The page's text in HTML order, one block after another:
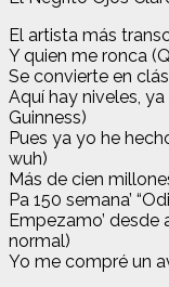
El artista más
Y quien me ronca
Se convierte en
Aquí hay niveles,
Guinness)
Pues ya yo he
wuh)
Más de cien
Pa 150 semana’
Empezamo’ desde
normal)
Yo me compré un